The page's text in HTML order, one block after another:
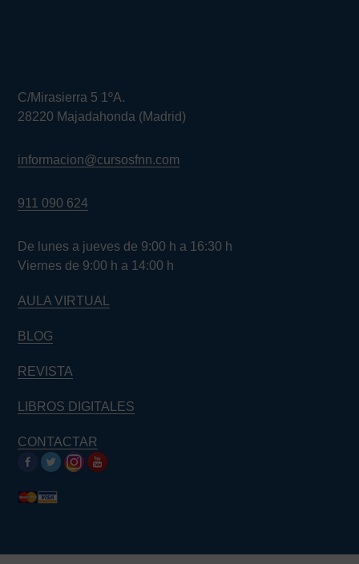
C/Mirasierra 5 1ºA.
28220 Majadahonda (Madrid)
informacion@cursosfnn.com
911 090 624
De lunes a jueves de 9:00 h a 16:30 h
Viernes de 9:00 h a 14:00 h
AULA VIRTUAL
BLOG
REVISTA
LIBROS DIGITALES
CONTACTAR